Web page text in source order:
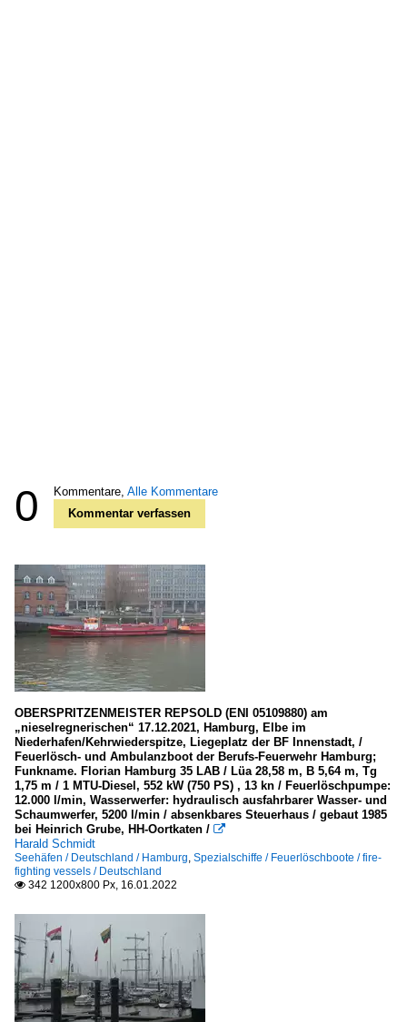
0 Kommentare, Alle Kommentare
Kommentar verfassen
OBERSPRITZENMEISTER REPSOLD (ENI 05109880) am
„nieselregnerischen“ 17.12.2021, Hamburg, Elbe im
Niederhafen/Kehrwiederspitze, Liegeplatz der BF Innenstadt, /
Feuerlösch- und Ambulanzboot der Berufs-Feuerwehr Hamburg;
Funkname. Florian Hamburg 35 LAB / Lüa 28,58 m, B 5,64 m, Tg
1,75 m / 1 MTU-Diesel, 552 kW (750 PS) , 13 kn / Feuerlöschpumpe:
12.000 l/min, Wasserwerfer: hydraulisch ausfahrbarer Wasser- und
Schaumwerfer, 5200 l/min / absenkbares Steuerhaus / gebaut 1985
bei Heinrich Grube, HH-Oortkaten / 
Harald Schmidt
Seehäfen / Deutschland / Hamburg, Spezialschiffe / Feuerlöschboote / fire-
fighting vessels / Deutschland
 342 1200x800 Px, 16.01.2022